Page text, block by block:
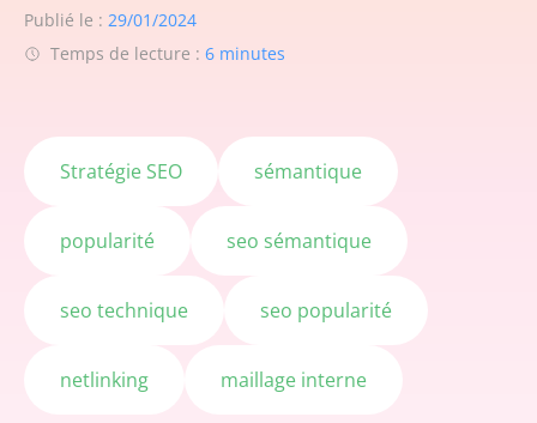
Publié le : 29/01/2024
Temps de lecture : 6 minutes
Stratégie SEO sémantique
popularité seo sémantique
seo technique seo popularité
netlinking maillage interne